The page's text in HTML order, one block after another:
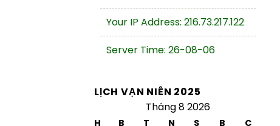
Your IP Address: 216.73.217.122
Server Time: 26-08-06
LỊCH VẠN NIÊN 2025
Tháng 8 2026
H B T N S B
C